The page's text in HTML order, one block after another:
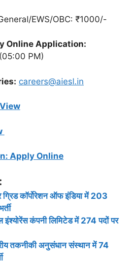
EWS/OBC: ₹1000/-
Online Application:
PM)
careers@aiesl.in
Apply Online
कॉर्पोरेशन ऑफ इंडिया में 203
कंपनी लिमिटेड में 274 पदों पर
तकनीकी अनुसंधान संस्थान में 74